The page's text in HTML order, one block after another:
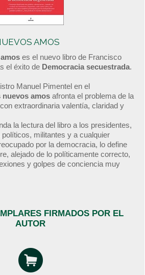
AMOS
es el nuevo libro de Francisco
el éxito de Democracia secuestrada.
Manuel Pimentel en el
amos afronta el problema de la
extraordinaria valentía, claridad y
la lectura del libro a los presidentes,
militantes y a cualquier
por la democracia, lo define
alejado de lo políticamente correcto,
y golpes de conciencia muy
FIRMADOS POR EL
AUTOR